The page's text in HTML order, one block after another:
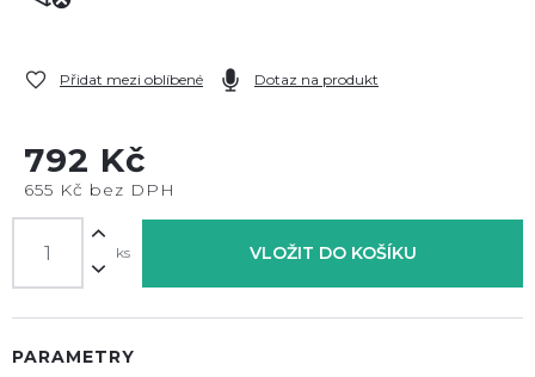
Přidat mezi oblíbené Dotaz na produkt
792 Kč
655 Kč bez DPH
ks VLOŽIT DO KOŠÍKU
PARAMETRY